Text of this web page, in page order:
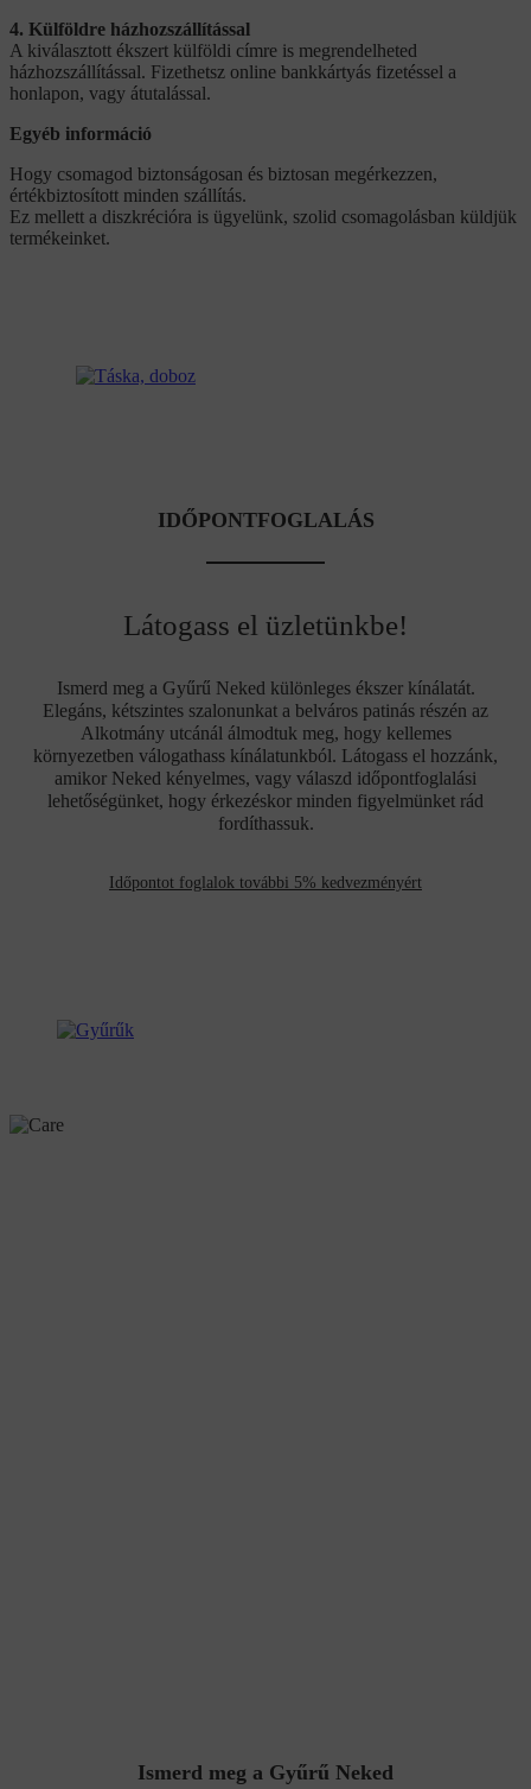
4. Külföldre házhozszállítással
A kiválasztott ékszert külföldi címre is megrendelheted
házhozszállítással. Fizethetsz online bankkártyás fizetéssel a
honlapon, vagy átutalással.
Egyéb információ
Hogy csomagod biztonságosan és biztosan megérkezzen,
értékbiztosított minden szállítás.
Ez mellett a diszkrécióra is ügyelünk, szolid csomagolásban küldjük
termékeinket.
IDŐPONTFOGLALÁS
Látogass el üzletünkbe!
Ismerd meg a Gyűrű Neked különleges ékszer kínálatát.
Elegáns, kétszintes szalonunkat a belváros patinás részén az
Alkotmány utcánál álmodtuk meg, hogy kellemes
környezetben válogathass kínálatunkból. Látogass el hozzánk,
amikor Neked kényelmes, vagy válaszd időpontfoglalási
lehetőségünket, hogy érkezéskor minden figyelmünket rád
fordíthassuk.
Időpontot foglalok további 5% kedvezményért
Ismerd meg a Gyűrű Neked